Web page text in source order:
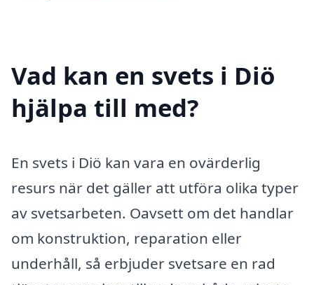
Vad kan en svets i Diö
hjälpa till med?
En svets i Diö kan vara en ovärderlig
resurs när det gäller att utföra olika typer
av svetsarbeten. Oavsett om det handlar
om konstruktion, reparation eller
underhåll, så erbjuder svetsare en rad